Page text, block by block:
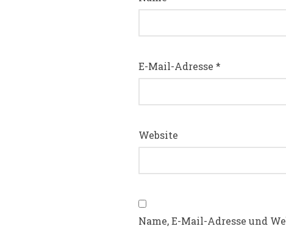
E-Mail-Adresse *
Website
Name, E-Mail-Adresse und